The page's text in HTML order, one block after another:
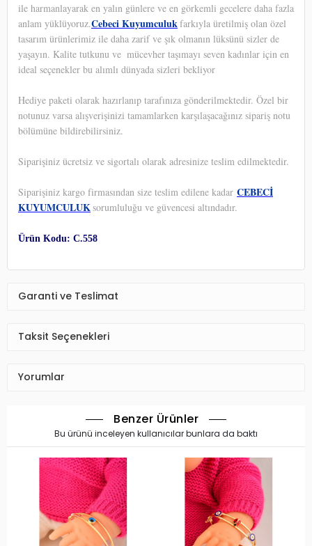
ile harmanlayarak en yalın günlere ve en görkemli gecelere daha fazla
anlam yüklüyoruz.Cebeci Kuyumculukfarkıyla üretilmiş olan özel
tasarım ürünlerimiz ile daha zarif ve şık olmanın lüksünü sizler de
yaşayın. Kalite tutkunu ve mücevher taşımayı seven kadınlar için en
ideal seçenekler bu alımlı dünyada sizleri bekliyor
Hediye paketi olarak hazırlanıp tarafınıza gönderilmektedir. Özel bir
notunuz varsa alışverişinizi tamamlarken karşılaşacağınız sipariş notu
bölümüne bildirebilirsiniz.
Siparişiniz ücretsiz ve sigortalı olarak adresinize teslim edilmektedir.
Siparişiniz kargo firmasından size teslim edilene kadar CEBECİ
KUYUMCULUKsorumluluğu ve güvencesi altındadır.
Ürün Kodu: C.558
Garanti ve Teslimat
Taksit Seçenekleri
Yorumlar
Benzer Ürünler
Bu ürünü inceleyen kullanıcılar bunlara da baktı